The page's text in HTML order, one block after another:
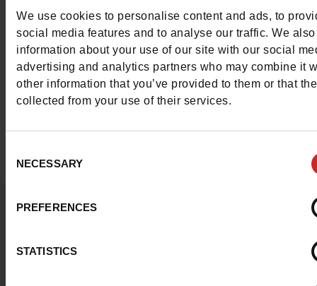
We use cookies to personalise content and ads, to
social media features and to analyse our traffic. We
information about your use of our site with our social
advertising and analytics partners who may combine it
other information that you’ve provided to them or that
collected from your use of their services.
Selection
NECESSARY
PREFERENCES
STATISTICS
Découvrez sans plus attendre la sélection de
baskets Gola pour hommedisponible dans
magasins Chaussures Maniet ! Luxusen
au Luxembourg. Vous pouvez également
les baskets Gola pour homme en ligne
Questions ?